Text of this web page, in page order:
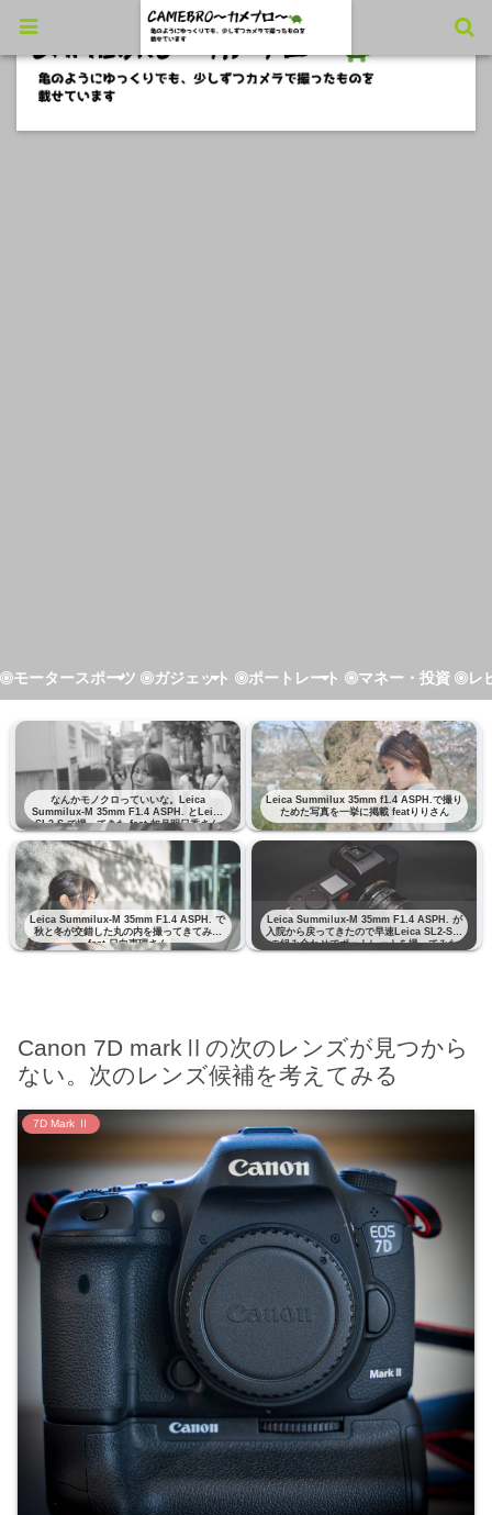
モータースポーツ ガジェット ポートレート マネー・投資 レ
なんかモノクロっていいな。Leica
Summilux-M 35mm F1.4 ASPH. とLeica
SL2-S で撮ってきた feat 如月明日香さん
Leica Summilux 35mm f1.4 ASPH.で撮り
ためた写真を一挙に掲載 featりりさん
Leica Summilux-M 35mm F1.4 ASPH. で
秋と冬が交錯した丸の内を撮ってきてみた
feat 日向恵理さん
Leica Summilux-M 35mm F1.4 ASPH. が
入院から戻ってきたので早速Leica SL2-Sと
の組み合わせでポートレートを撮ってみた
feat りりさん
Canon 7D markⅡの次のレンズが見つから
ない。次のレンズ候補を考えてみる
7D Mark Ⅱ